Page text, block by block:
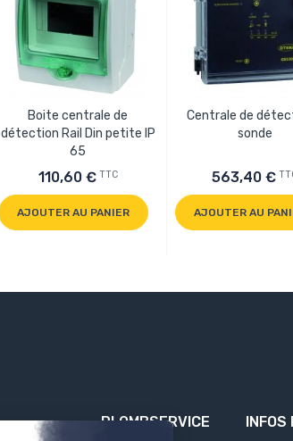
Boite centrale de
détection Rail Din petite IP
65
110,60 € TTC
AJOUTER AU PANIER
Centrale de
sonde
563,40 €
AJOUTER AU
PLOMBSERVICE INFOS